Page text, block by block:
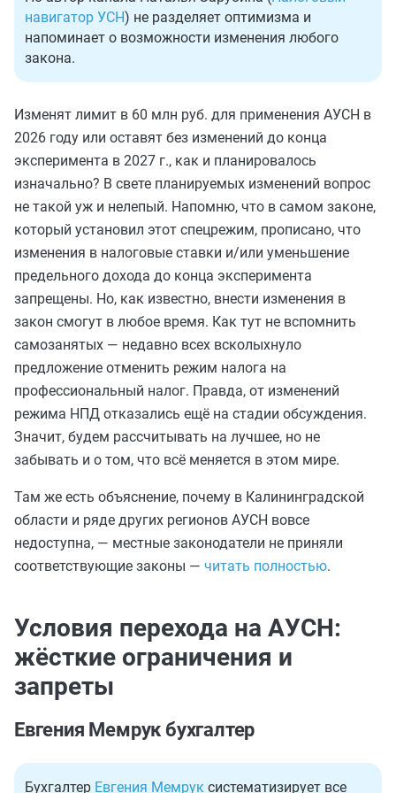
навигатор УСН) не разделяет оптимизма и
напоминает о возможности изменения любого
закона.
Изменят лимит в 60 млн руб. для применения АУСН в
2026 году или оставят без изменений до конца
эксперимента в 2027 г., как и планировалось
изначально? В свете планируемых изменений вопрос
не такой уж и нелепый. Напомню, что в самом законе,
который установил этот спецрежим, прописано, что
изменения в налоговые ставки и/или уменьшение
предельного дохода до конца эксперимента
запрещены. Но, как известно, внести изменения в
закон смогут в любое время. Как тут не вспомнить
самозанятых — недавно всех всколыхнуло
предложение отменить режим налога на
профессиональный налог. Правда, от изменений
режима НПД отказались ещё на стадии обсуждения.
Значит, будем рассчитывать на лучшее, но не
забывать и о том, что всё меняется в этом мире.
Там же есть объяснение, почему в Калининградской
области и ряде других регионов АУСН вовсе
недоступна, — местные законодатели не приняли
соответствующие законы — читать полностью.
Условия перехода на АУСН:
жёсткие ограничения и
запреты
Евгения Мемрук бухгалтер
Бухгалтер Евгения Мемрук систематизирует все